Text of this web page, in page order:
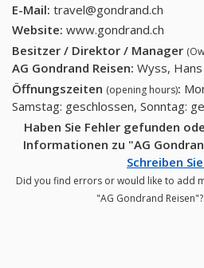
E-Mail: travel@gondrand.ch
Website: www.gondrand.ch
Besitzer / Direktor / Manager
AG Gondrand Reisen: Wyss,
Öffnungszeiten (opening hours):
Samstag: geschlossen, Sonntag:
Haben Sie Fehler gefunden
Informationen zu "AG
Schreiben
Did you find errors or would like to add
"AG Gondrand